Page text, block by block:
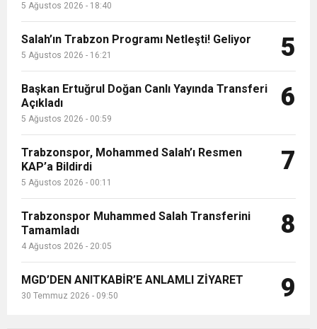
5 Ağustos 2026 - 18:40
Salah’ın Trabzon Programı Netleşti! Geliyor
5 Ağustos 2026 - 16:21 5
Başkan Ertuğrul Doğan Canlı Yayında Transferi
Açıkladı
5 Ağustos 2026 - 00:59
6
Trabzonspor, Mohammed Salah’ı Resmen
KAP’a Bildirdi
5 Ağustos 2026 - 00:11
7
Trabzonspor Muhammed Salah Transferini
Tamamladı
4 Ağustos 2026 - 20:05
8
MGD’DEN ANITKABİR’E ANLAMLI ZİYARET
30 Temmuz 2026 - 09:50 9